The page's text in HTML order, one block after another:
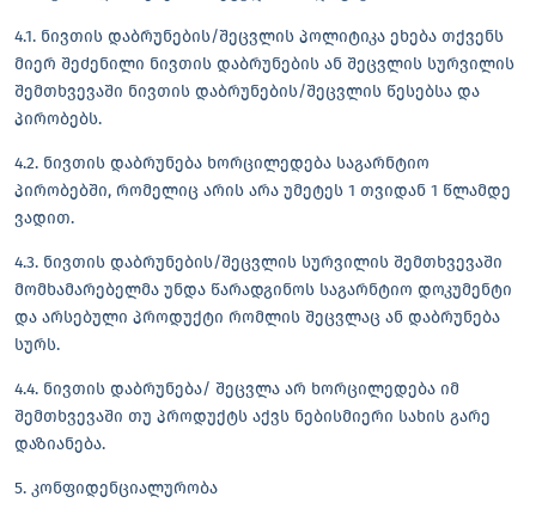
4.1. ნივთის დაბრუნების/შეცვლის პოლიტიკა ეხება თქვენს
მიერ შეძენილი ნივთის დაბრუნების ან შეცვლის სურვილის
შემთხვევაში ნივთის დაბრუნების/შეცვლის წესებსა და
პირობებს.
4.2. ნივთის დაბრუნება ხორცილედება საგარნტიო
პირობებში, რომელიც არის არა უმეტეს 1 თვიდან 1 წლამდე
ვადით.
4.3. ნივთის დაბრუნების/შეცვლის სურვილის შემთხვევაში
მომხამარებელმა უნდა წარადგინოს საგარნტიო დოკუმენტი
და არსებული პროდუქტი რომლის შეცვლაც ან დაბრუნება
სურს.
4.4. ნივთის დაბრუნება/ შეცვლა არ ხორცილედება იმ
შემთხვევაში თუ პროდუქტს აქვს ნებისმიერი სახის გარე
დაზიანება.
5. კონფიდენციალურობა